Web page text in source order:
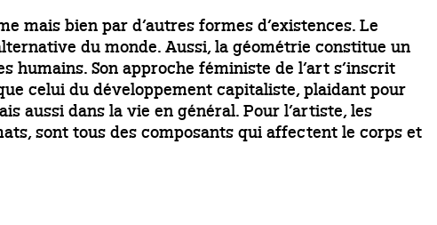
bien par d’autres formes d’existences. Le
du monde. Aussi, la géométrie constitue un
Son approche féministe de l’art s’inscrit
celui du développement capitaliste, plaidant pour
aussi dans la vie en général. Pour l’artiste, les
sont tous des composants qui affectent le corps et